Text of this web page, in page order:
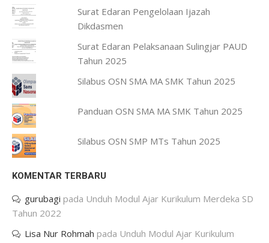
Surat Edaran Pengelolaan Ijazah
Dikdasmen
Surat Edaran Pelaksanaan Sulingjar PAUD
Tahun 2025
Silabus OSN SMA MA SMK Tahun 2025
Panduan OSN SMA MA SMK Tahun 2025
Silabus OSN SMP MTs Tahun 2025
KOMENTAR TERBARU
gurubagi pada Unduh Modul Ajar Kurikulum Merdeka SD
Tahun 2022
Lisa Nur Rohmah pada Unduh Modul Ajar Kurikulum